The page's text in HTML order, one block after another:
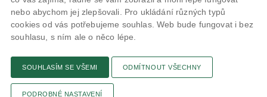
Textová verze Připomínky Novinky
nebo abychom jej zlepšovali. Pro ukládání různých typů
cookies od vás potřebujeme souhlas. Web bude fungovat i bez
souhlasu, s ním ale o něco lépe.
SOUHLASÍM SE VŠEMI ODMÍTNOUT VŠECHNY
PODROBNÉ NASTAVENÍ